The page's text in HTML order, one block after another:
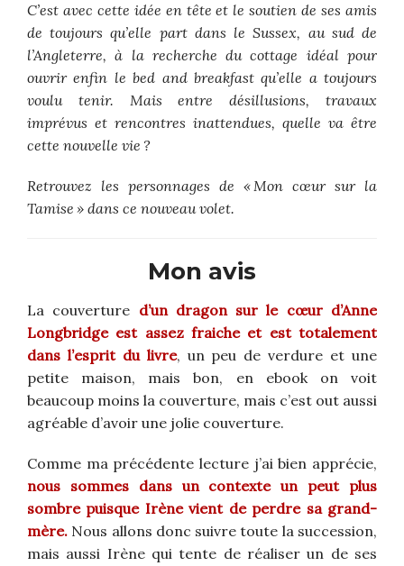
C’est avec cette idée en tête et le soutien de ses amis
de toujours qu’elle part dans le Sussex, au sud de
l’Angleterre, à la recherche du cottage idéal pour
ouvrir enfin le bed and breakfast qu’elle a toujours
voulu tenir. Mais entre désillusions, travaux
imprévus et rencontres inattendues, quelle va être
cette nouvelle vie ?
Retrouvez les personnages de « Mon cœur sur la
Tamise » dans ce nouveau volet.
Mon avis
La couverture d’un dragon sur le cœur d’Anne
Longbridge est assez fraiche et est totalement
dans l’esprit du livre, un peu de verdure et une
petite maison, mais bon, en ebook on voit
beaucoup moins la couverture, mais c’est out aussi
agréable d’avoir une jolie couverture.
Comme ma précédente lecture j’ai bien apprécie,
nous sommes dans un contexte un peut plus
sombre puisque Irène vient de perdre sa grand-
mère. Nous allons donc suivre toute la succession,
mais aussi Irène qui tente de réaliser un de ses